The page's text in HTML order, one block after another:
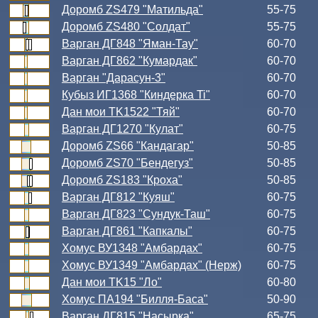
Доромб ZS479 "Матильда"
55-75
Доромб ZS480 "Солдат"
55-75
Варган ДГ848 "Яман-Тау"
60-70
Варган ДГ862 "Кумардак"
60-70
Варган "Дарасун-3"
60-70
Кубыз ИГ1368 "Киндерка Ti"
60-70
Дан мои TK1522 "Тяй"
60-70
Варган ДГ1270 "Кулат"
60-75
Доромб ZS66 "Кандагар"
50-85
Доромб ZS70 "Бендегуз"
50-85
Доромб ZS183 "Кроха"
50-85
Варган ДГ812 "Куяш"
60-75
Варган ДГ823 "Сундук-Таш"
60-75
Варган ДГ861 "Капкалы"
60-75
Хомус ВУ1348 "Амбардах"
60-75
Хомус ВУ1349 "Амбардах" (Нерж)
60-75
Дан мои TK15 "Ло"
60-80
Хомус ПА194 "Билля-Баса"
50-90